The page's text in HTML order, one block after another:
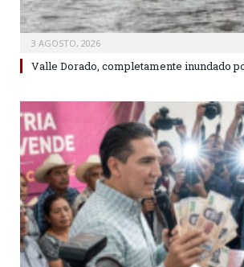
3 AGOSTO, 2026
Valle Dorado, completamente inundado